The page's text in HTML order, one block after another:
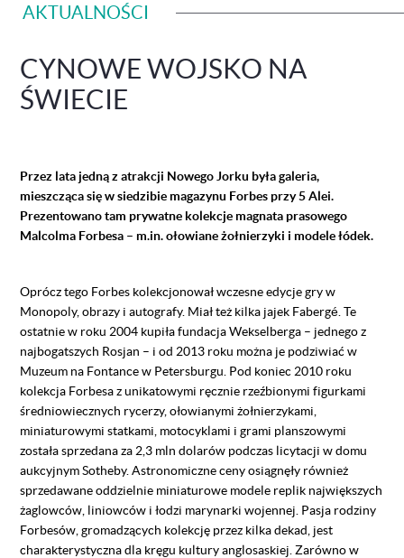
AKTUALNOŚCI
CYNOWE WOJSKO NA
ŚWIECIE
Przez lata jedną z atrakcji Nowego Jorku była galeria,
mieszcząca się w siedzibie magazynu Forbes przy 5 Alei.
Prezentowano tam prywatne kolekcje magnata prasowego
Malcolma Forbesa – m.in. ołowiane żołnierzyki i modele łódek.
Oprócz tego Forbes kolekcjonował wczesne edycje gry w
Monopoly, obrazy i autografy. Miał też kilka jajek Fabergé. Te
ostatnie w roku 2004 kupiła fundacja Wekselberga – jednego z
najbogatszych Rosjan – i od 2013 roku można je podziwiać w
Muzeum na Fontance w Petersburgu. Pod koniec 2010 roku
kolekcja Forbesa z unikatowymi ręcznie rzeźbionymi figurkami
średniowiecznych rycerzy, ołowianymi żołnierzykami,
miniaturowymi statkami, motocyklami i grami planszowymi
została sprzedana za 2,3 mln dolarów podczas licytacji w domu
aukcyjnym Sotheby. Astronomiczne ceny osiągnęły również
sprzedawane oddzielnie miniaturowe modele replik największych
żaglowców, liniowców i łodzi marynarki wojennej. Pasja rodziny
Forbesów, gromadzących kolekcję przez kilka dekad, jest
charakterystyczna dla kręgu kultury anglosaskiej. Zarówno w